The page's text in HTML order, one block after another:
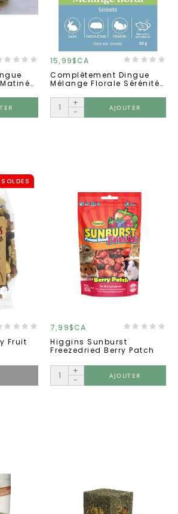
15,99$CA
Complètement Dingue
Mélange Florale Sérénité
+
-
AJOUTER
SOLDES
Fruit
7,99$CA
Higgins Sunburst
Freezedried Berry Patch
+
-
AJOUTER